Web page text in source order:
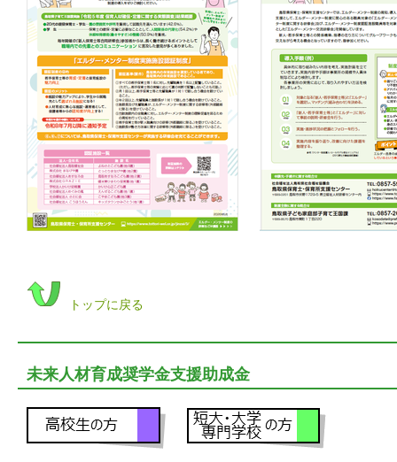
トップに戻る
未来人材育成奨学金支援助成金